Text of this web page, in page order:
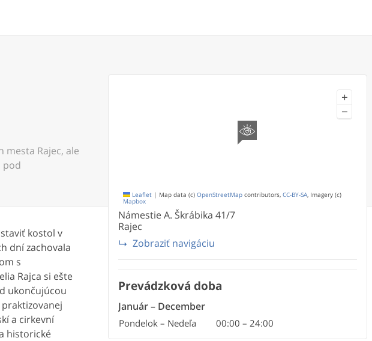
Rajec, ale
pod
kostol v
dní zachovala
s
Rajca si ešte
ukončujúcou
a cirkevní
historické
+
−
Leaflet | Map data (c) OpenStreetMap contributors, CC-BY-SA, Imagery (c)
Mapbox
Námestie A. Škrábika 41/7
Rajec
Zobraziť navigáciu
Prevádzková doba
Január– December
Pondelok – Nedeľa 00:00 – 24:00